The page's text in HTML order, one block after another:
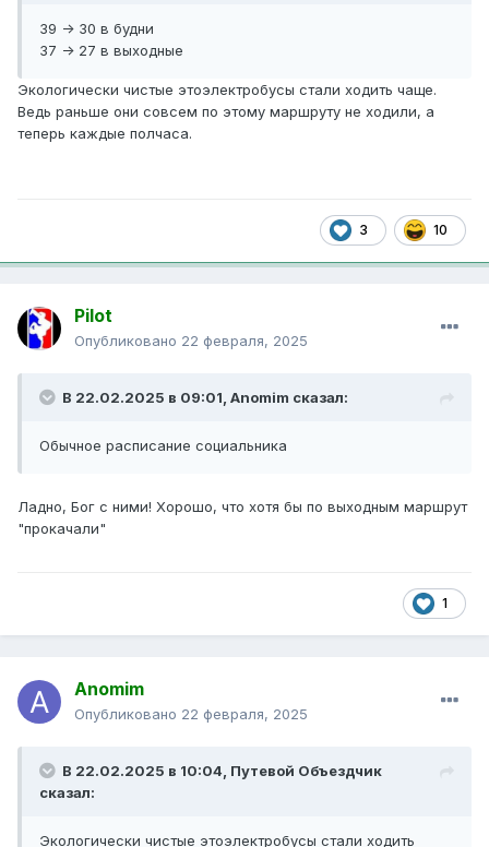
39 -> 30 в будни
37 -> 27 в выходные
Экологически чистые этоэлектробусы стали ходить чаще.
Ведь раньше они совсем по этому маршруту не ходили, а
теперь каждые полчаса.
3 10
Pilot
Опубликовано 22 февраля, 2025
В 22.02.2025 в 09:01, Anomim сказал:
Обычное расписание социальника
Ладно, Бог с ними! Хорошо, что хотя бы по выходным маршрут
"прокачали"
1
Anomim
Опубликовано 22 февраля, 2025
В 22.02.2025 в 10:04, Путевой Объездчик
сказал:
Экологически чистые этоэлектробусы стали ходить